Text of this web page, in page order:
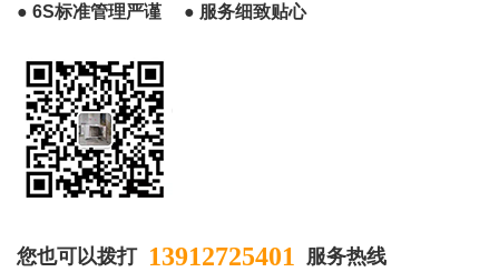
● 6S标准管理严谨 ● 服务细致贴心
您也可以拨打 13912725401 服务热线